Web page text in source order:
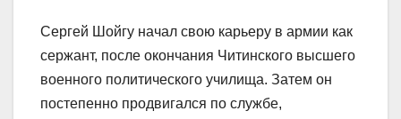
Сергей Шойгу начал свою карьеру в армии как
сержант, после окончания Читинского высшего
военного политического училища. Затем он
постепенно продвигался по службе,